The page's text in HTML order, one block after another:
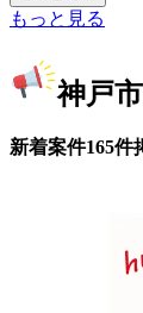
もっと見る
神戸
新着案件165件